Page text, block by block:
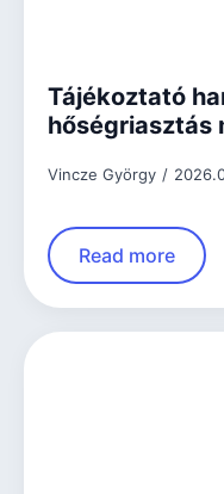
Tájékoztató
hőségriasztás
Vincze György
Read more